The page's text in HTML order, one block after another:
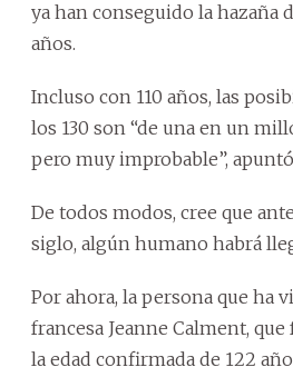
ya han conseguido la hazaña
años.
Incluso con 110 años, las
los 130 son “de una en un
pero muy improbable”,
De todos modos, cree que
siglo, algún humano habrá
Por ahora, la persona que ha
francesa Jeanne Calment,
la edad confirmada de 122